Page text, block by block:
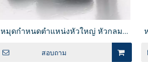
หมุดกำหนดตำแหน่งหัวใหญ่ หัวกลม/
หัวเพชร ปลายเรียว ก้านตรง JPBB
สอบถาม